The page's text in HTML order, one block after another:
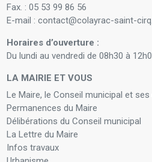
Fax. : 05 53 99 86 56
E-mail : contact@colayrac-saint-
Horaires d’ouverture :
Du lundi au vendredi de 08h30 à
LA MAIRIE ET VOUS
Le Maire, le Conseil municipal et
Permanences du Maire
Délibérations du Conseil municipal
La Lettre du Maire
Infos travaux